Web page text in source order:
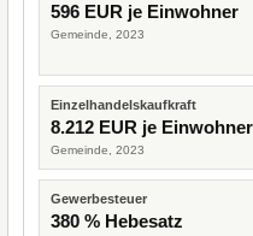
596 EUR je Einwohner
Gemeinde, 2023
Einzelhandelskaufkraft
8.212 EUR je Einwohner
Gemeinde, 2023
Gewerbesteuer
380 % Hebesatz